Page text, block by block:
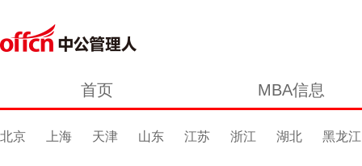
首页 MBA信息
北京 上海 天津 山东 江苏 浙江 湖北 黑龙江